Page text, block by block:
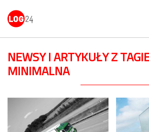
NEWSY I ARTYKUŁY Z
MINIMALNA